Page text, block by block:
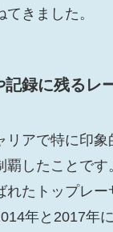
きました。
録に残るレ
リアで特に印
覇したことです
れたトップレー
年と2017年